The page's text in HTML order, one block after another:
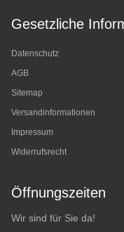
Gesetzliche
Datenschutz
AGB
Sitemap
Versandinformationen
Impressum
Widerrufsrecht
Öffnungszeiten
Wir sind für Sie da!